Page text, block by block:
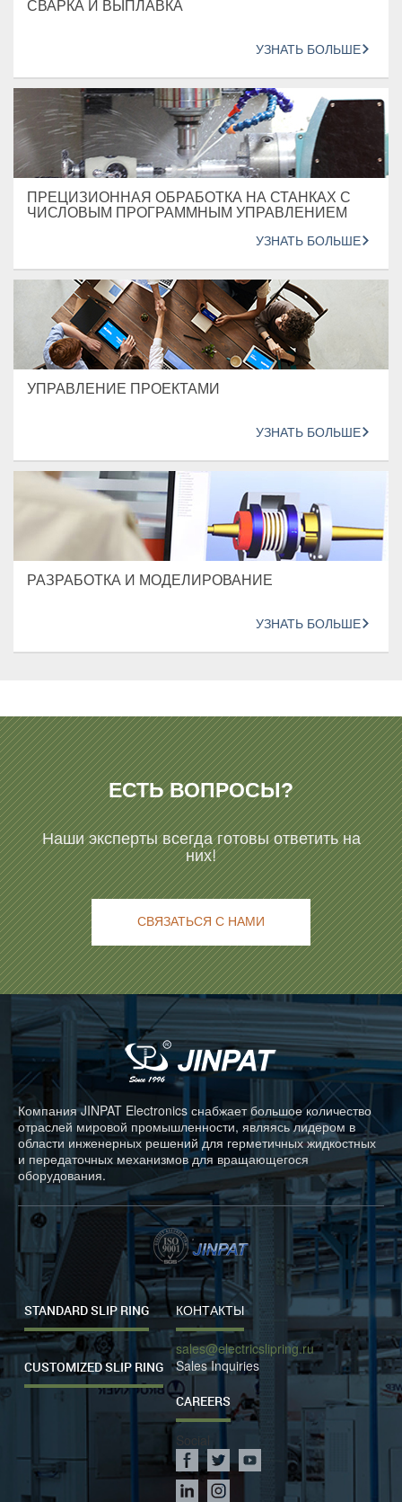
СВАРКА И ВЫПЛАВКА
УЗНАТЬ БОЛЬШЕ
ПРЕЦИЗИОННАЯ ОБРАБОТКА НА СТАНКАХ С
ЧИСЛОВЫМ ПРОГРАММНЫМ УПРАВЛЕНИЕМ
УЗНАТЬ БОЛЬШЕ
УПРАВЛЕНИЕ ПРОЕКТАМИ
УЗНАТЬ БОЛЬШЕ
РАЗРАБОТКА И МОДЕЛИРОВАНИЕ
УЗНАТЬ БОЛЬШЕ
ЕСТЬ ВОПРОСЫ?
Наши эксперты всегда готовы ответить на
них!
СВЯЗАТЬСЯ С НАМИ
Компания JINPAT Electronics снабжает большое количество
отраслей мировой промышленности, являясь лидером в
области инженерных решений для герметичных жидкостных
и передаточных механизмов для вращающегося
оборудования.
STANDARD SLIP RING
CUSTOMIZED SLIP RING
КОНТАКТЫ
sales@electricslipring.ru
Sales Inquiries
CAREERS
Social